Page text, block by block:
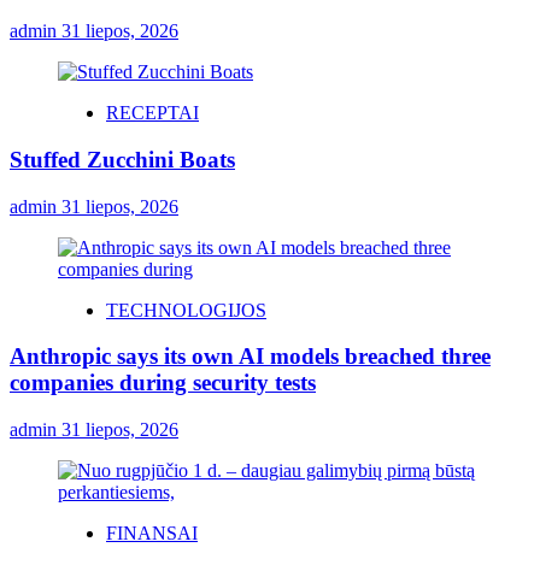
admin 31 liepos, 2026
RECEPTAI
Stuffed Zucchini Boats
admin 31 liepos, 2026
TECHNOLOGIJOS
Anthropic says its own AI models breached three
companies during security tests
admin 31 liepos, 2026
FINANSAI